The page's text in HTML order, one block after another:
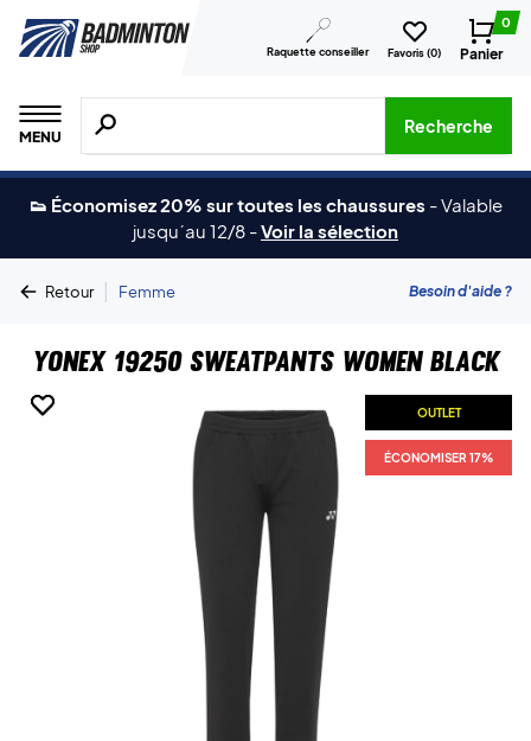
Raquette conseiller Favoris (0)
0
Panier
MENU
Recherche de produits, de marques, etc.
Recherche
👟 Économisez 20% sur toutes les chaussures -Valable
jusqu´au 12/8 -Voir la sélection
Retour | Femme Besoin d'aide ?
Yonex 19250 Sweatpants Women Black
OUTLET
ÉCONOMISER 17%
OUTLET
ÉCONOMISER 17%